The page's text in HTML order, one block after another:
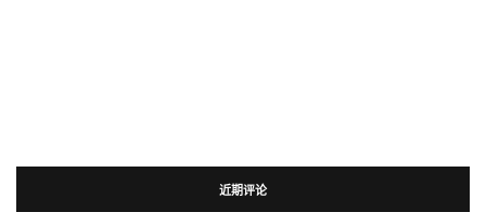
近期评论